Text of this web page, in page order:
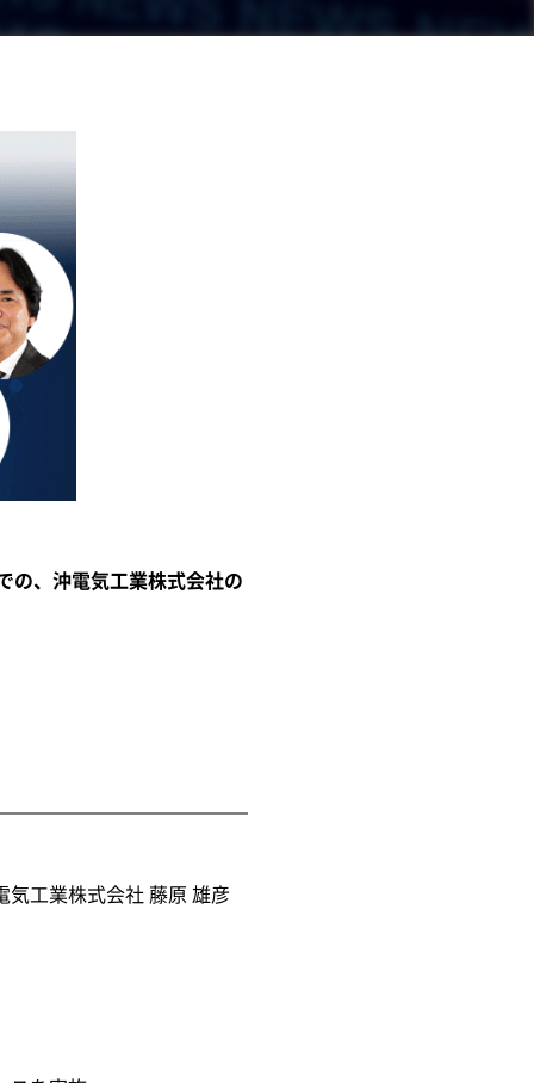
の、沖電気工業株式会社の
気工業株式会社 藤原 雄彦